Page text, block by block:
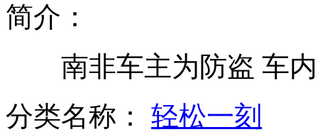
实拍男子逗鳄鱼玩被咬手
简介：
南非车主为防盗 车内
分类名称： 轻松一刻